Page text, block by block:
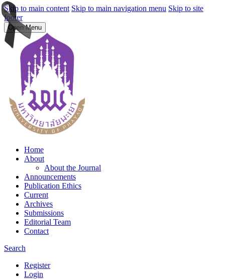
Skip to main content Skip to main navigation menu Skip to site
footer
Open Menu
Home
About
About the Journal
Announcements
Publication Ethics
Current
Archives
Submissions
Editorial Team
Contact
Search
Register
Login